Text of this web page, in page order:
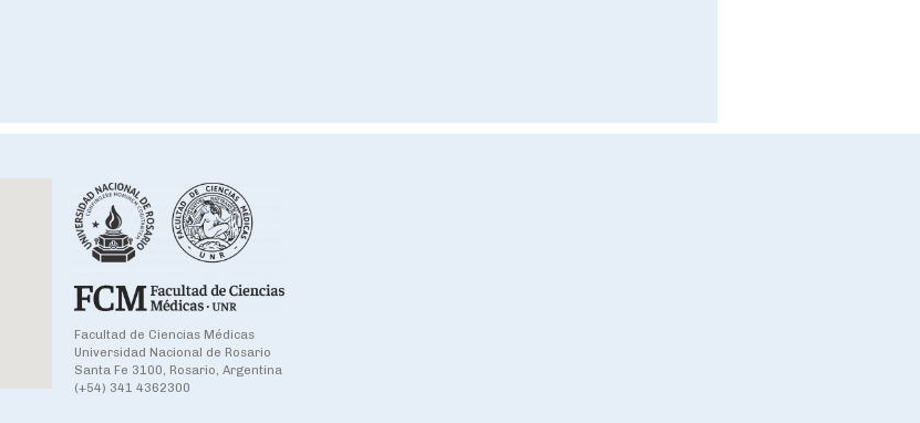
Facultad de Ciencias Médicas
Universidad Nacional de Rosario
Santa Fe 3100, Rosario, Argentina
(+54) 341 4362300